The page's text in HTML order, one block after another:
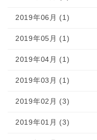
2019年06月 (1)
2019年05月 (1)
2019年04月 (1)
2019年03月 (1)
2019年02月 (3)
2019年01月 (3)